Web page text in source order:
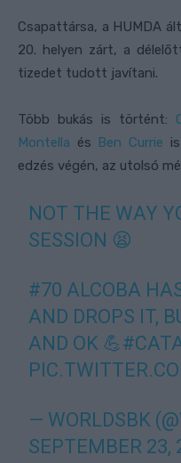
Csapattársa, a HUMDA
20. helyen zárt, a
tizedet tudott javítani.
Több bukás is történt:
Montella és Ben Currie
edzés végén, az utolsó
NOT THE WAY
SESSION 😫
#70 ALCOBA
AND DROPS IT,
AND OK 💪
— WORLDSBK
SEPTEMBER 23,